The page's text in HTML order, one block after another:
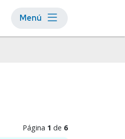
Menú
Página 1 de 6